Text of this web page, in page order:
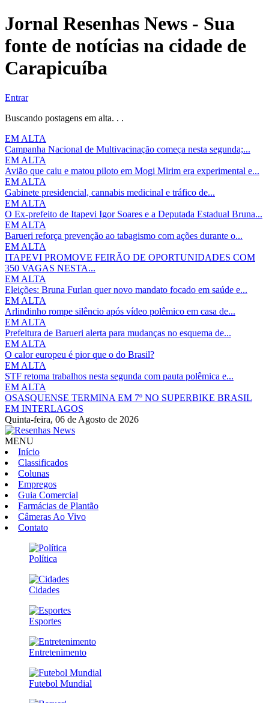
Jornal Resenhas News - Sua
fonte de notícias na cidade de
Carapicuíba
Entrar
Buscando postagens em alta. . .
EM ALTA
Campanha Nacional de Multivacinação começa nesta segunda;...
EM ALTA
Avião que caiu e matou piloto em Mogi Mirim era experimental e...
EM ALTA
Gabinete presidencial, cannabis medicinal e tráfico de...
EM ALTA
O Ex-prefeito de Itapevi Igor Soares e a Deputada Estadual Bruna...
EM ALTA
Barueri reforça prevenção ao tabagismo com ações durante o...
EM ALTA
ITAPEVI PROMOVE FEIRÃO DE OPORTUNIDADES COM
350 VAGAS NESTA...
EM ALTA
Eleições: Bruna Furlan quer novo mandato focado em saúde e...
EM ALTA
Arlindinho rompe silêncio após vídeo polêmico em casa de...
EM ALTA
Prefeitura de Barueri alerta para mudanças no esquema de...
EM ALTA
O calor europeu é pior que o do Brasil?
EM ALTA
STF retoma trabalhos nesta segunda com pauta polêmica e...
EM ALTA
OSASQUENSE TERMINA EM 7º NO SUPERBIKE BRASIL
EM INTERLAGOS
Quinta-feira, 06 de Agosto de 2026
MENU
Início
Classificados
Colunas
Empregos
Guia Comercial
Farmácias de Plantão
Câmeras Ao Vivo
Contato
Política
Cidades
Esportes
Entretenimento
Futebol Mundial